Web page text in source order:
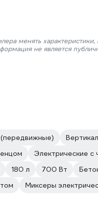
менять
не является
Электрические с
180 л 700 Вт
Миксеры